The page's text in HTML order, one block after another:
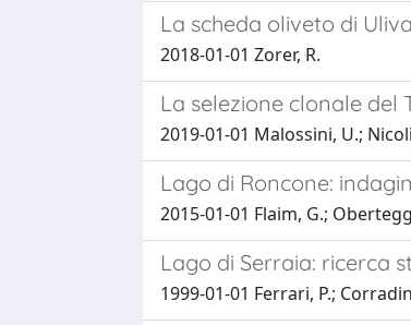
La scheda oliveto di
2018-01-01 Zorer, R.
La selezione clonale del
2019-01-01 Malossini, U.;
Lago di Roncone:
2015-01-01 Flaim, G.;
Lago di Serraia: ricerca
1999-01-01 Ferrari, P.;